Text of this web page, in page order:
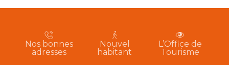
Nos bonnes
adresses
Nouvel
habitant
L’Office de
Tourisme